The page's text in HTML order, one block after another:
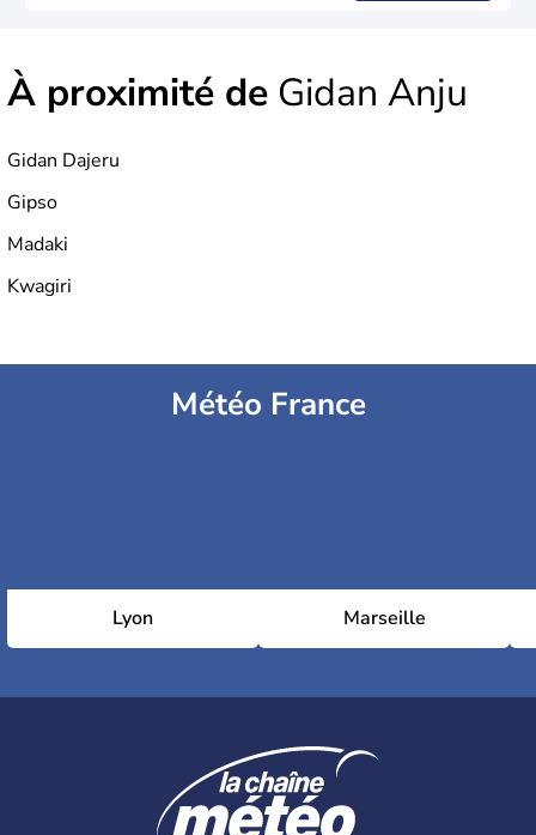
À proximité de Gidan Anju
Gidan Dajeru
Gipso
Madaki
Kwagiri
Météo France
Lyon Marseille